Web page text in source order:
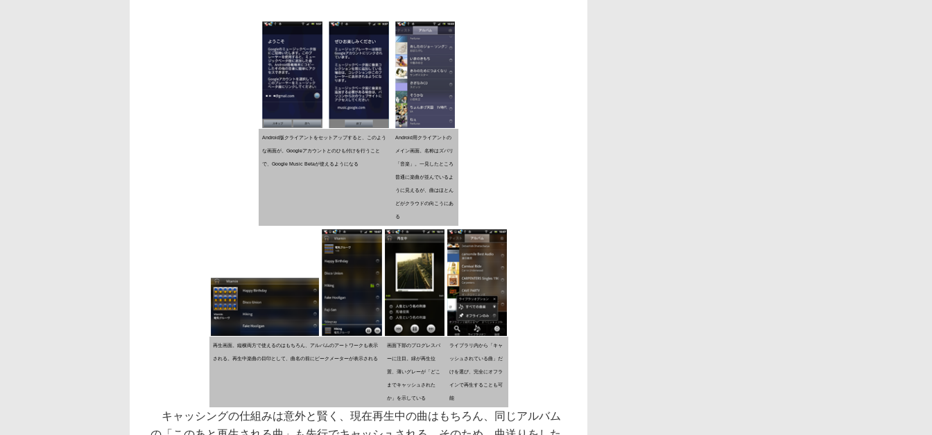
Android版クライアントをセットアップすると、このよう
な画面が。Googleアカウントとのひも付けを行うこと
で、Google Music Betaが使えるようになる
Android用クライアントの
メイン画面。名称はズバリ
「音楽」。一見したところ
普通に楽曲が並んでいるよ
うに見えるが、曲はほとん
どがクラウドの向こうにあ
る
再生画面。縦横両方で使えるのはもちろん、アルバムのアートワークも表示
される。再生中楽曲の目印として、曲名の前にピークメーターが表示される
画面下部のプログレスバ
ーに注目。緑が再生位
置、薄いグレーが「どこ
までキャッシュされた
か」を示している
ライブラリ内から「キャ
ッシュされている曲」だ
けを選び、完全にオフラ
インで再生することも可
能
キャッシングの仕組みは意外と賢く、現在再生中の曲はもちろん、同じアルバム